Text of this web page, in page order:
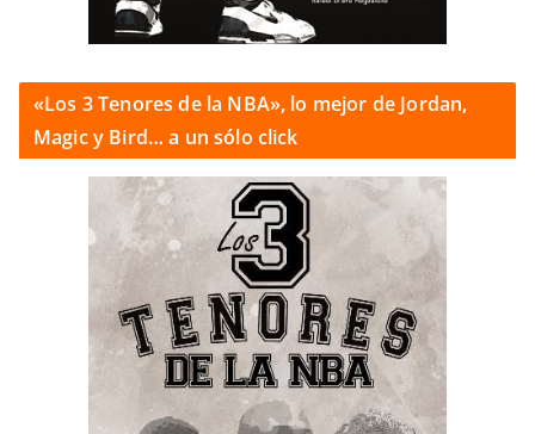
«Los 3 Tenores de la NBA», lo mejor de Jordan,
Magic y Bird… a un sólo click